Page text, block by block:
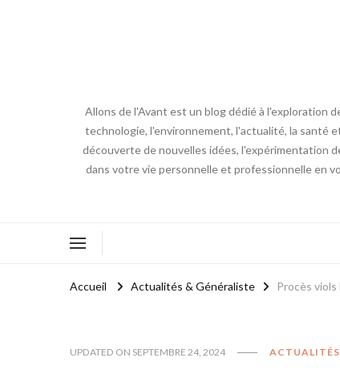
Allons de l'Avant est un blog dédié à l'exploration
technologie, l'environnement, l'actualité, la santé
découverte de nouvelles idées, l'expérimentation
dans votre vie personnelle et professionnelle en
Accueil Actualités & Généraliste Procès
UPDATED ON SEPTEMBRE 24, 2024